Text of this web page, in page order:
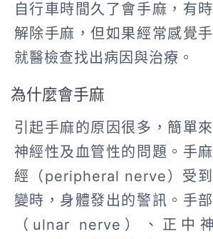
自行車時間久了會手麻，有
解除手麻，但如果經常感覺
就醫檢查找出病因與治療。
為什麼會手麻
引起手麻的原因很多，簡單
神經性及血管性的問題。手
經（peripheral nerve）受
變時，身體發出的警訊。手
（ulnar nerve）、正中